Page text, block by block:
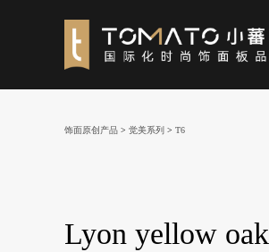
饰面原创产品 > 觉美系列 > T6
Lyon yellow oak